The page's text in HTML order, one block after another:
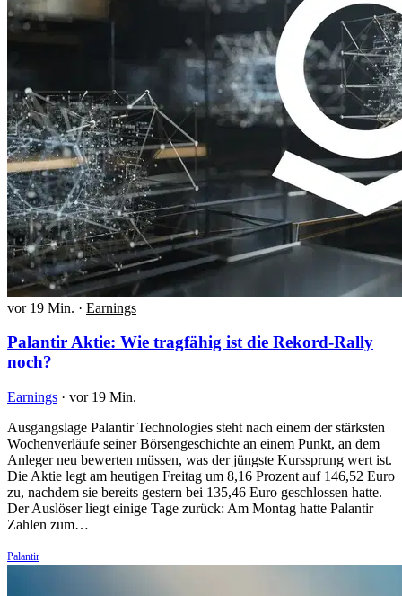
vor 19 Min. · Earnings
Palantir Aktie: Wie tragfähig ist die Rekord-Rally
noch?
Earnings · vor 19 Min.
Ausgangslage Palantir Technologies steht nach einem der stärksten
Wochenverläufe seiner Börsengeschichte an einem Punkt, an dem
Anleger neu bewerten müssen, was der jüngste Kurssprung wert ist.
Die Aktie legt am heutigen Freitag um 8,16 Prozent auf 146,52 Euro
zu, nachdem sie bereits gestern bei 135,46 Euro geschlossen hatte.
Der Auslöser liegt einige Tage zurück: Am Montag hatte Palantir
Zahlen zum…
Palantir